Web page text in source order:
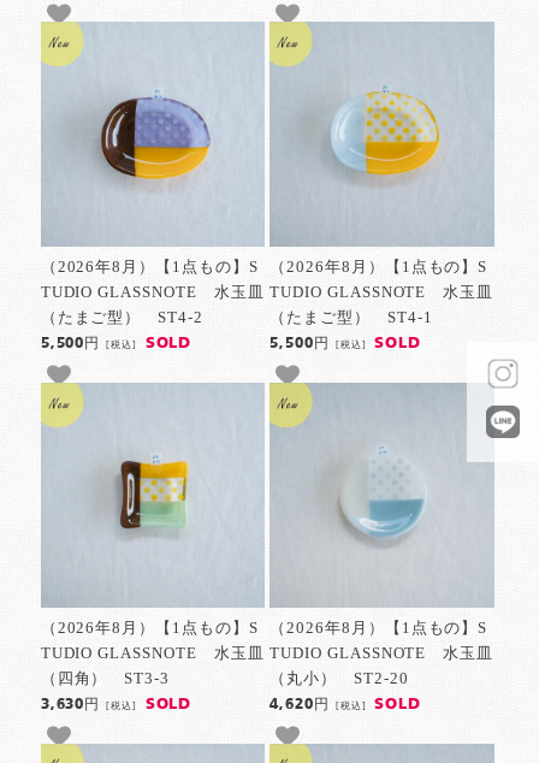
（2026年8月）【1点もの】S
TUDIO GLASSNOTE 水玉皿
（たまご型） ST4-2
5,500円[税込] SOLD
（2026年8月）【1点もの】S
TUDIO GLASSNOTE 水玉皿
（たまご型） ST4-1
5,500円 [税込] SOLD
（2026年8月）【1点もの】S
TUDIO GLASSNOTE 水玉皿
（四角） ST3-3
3,630円[税込] SOLD
（2026年8月）【1点もの】S
TUDIO GLASSNOTE 水玉皿
（丸小） ST2-20
4,620円 [税込] SOLD